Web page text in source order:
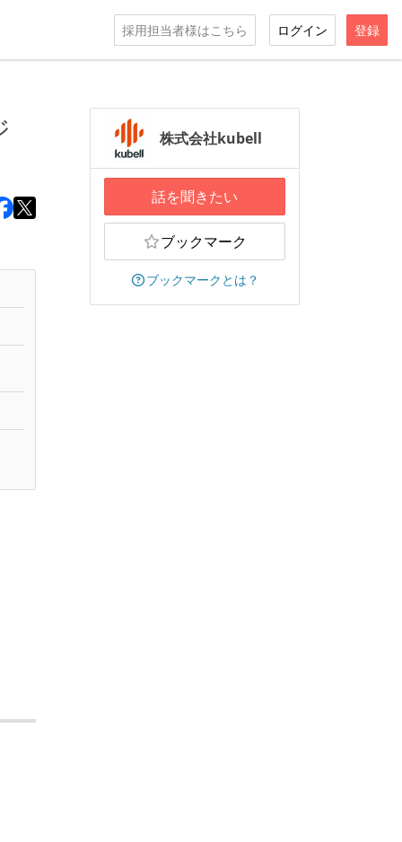
採用担当者様はこちら ログイン 登録
株式会社kubell
話を聞きたい
ブックマーク
ブックマークとは？